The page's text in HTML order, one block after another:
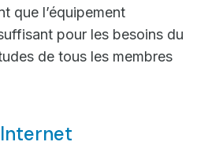
que l’équipement
pour les besoins du
de tous les membres